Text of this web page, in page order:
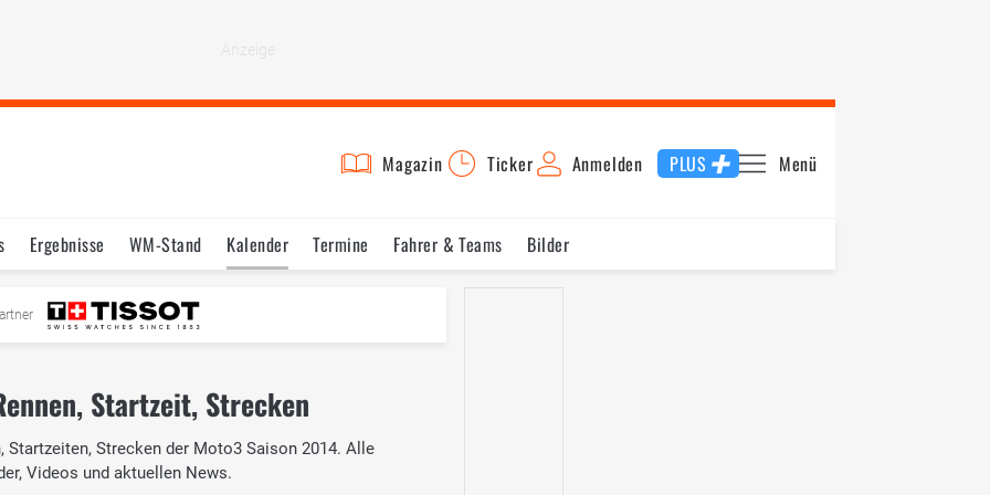
Magazin Ticker Anmelden PLUS Menü
Ergebnisse WM-Stand Kalender Termine Fahrer & Teams Bilder
Startzeit, Strecken
Startzeiten, Strecken der Moto3 Saison 2014. Alle
Videos und aktuellen News.